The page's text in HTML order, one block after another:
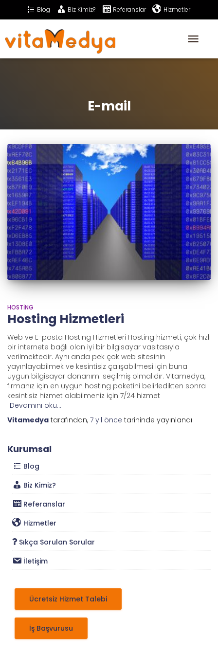
Blog Biz Kimiz? Referanslar Hizmetler
Sıkça Sorulan Sorular
E-mail
HOSTING
Hosting Hizmetleri
Web ve E-posta Hosting Hizmetleri Hosting hizmeti, çok hızlı
bir internete bağlı olan iyi bir bilgisayar vasıtasıyla
verilmektedir. Aynı anda pek çok web sitesinin
yayınlayabilmek ve kesintisiz çalışabilmesi için buna
uygun bilgisayar donanımı seçilmiş olmalıdır. Vitamedya,
firmanız için en uygun hosting paketini belirledikten sonra
kesintisiz hizmet alabilmeniz için 7/24 hizmet
Devamını oku…
Vitamedya tarafından, 7 yıl önce tarihinde yayınlandı
Kurumsal
Blog
Biz Kimiz?
Referanslar
Hizmetler
Sıkça Sorulan Sorular
İletişim
Ücretsiz Hizmet Talebi
İş Başvurusu